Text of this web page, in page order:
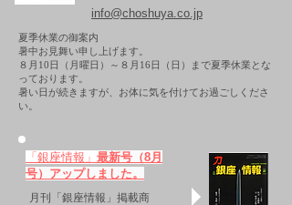
info@choshuya.co.jp
夏季休業の御案内
暑中お見舞い申し上げます。
８月10日（月曜日）～８月16日（日）まで夏季休業とな
っております。
​暑い日が続きますが、お体に気を付けてお過ごしくださ
い。
「銀座情報」 最新号（8月
号）アップしました。
月刊「銀座情報」掲載商